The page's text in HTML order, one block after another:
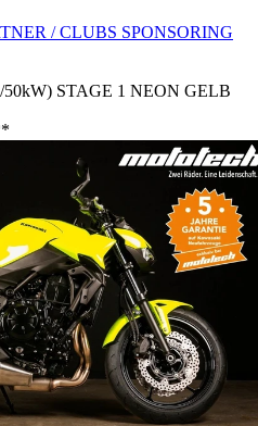
/ CLUBS SPONSORING
50kW) STAGE 1 NEON GELB